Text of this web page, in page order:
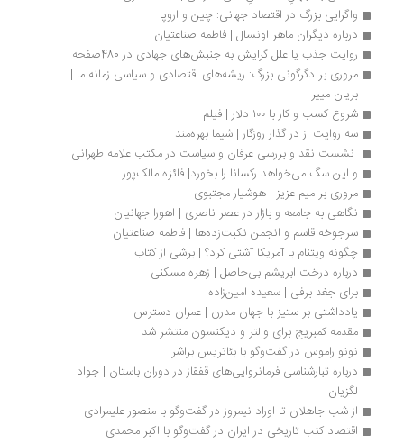
واگرایی بزرگ در اقتصاد جهانی: چین و اروپا
درباره دیگران ماهر اونسال | فاطمه صناعتیان
روایت جذب یا علل گرایش به جنبش‌های جهادی در 480صفحه
مروری بر دگرگونی بزرگ: ریشه‌های اقتصادی و سیاسی زمانه ما |
بریان مییر
شروع کسب و کار با ۱۰۰ دلار | فیلم
سه روایت از در گذار روزگار | شيما بهره‌مند
نشست نقد و بررسی عرفان و سیاست در مکتب علامه طهرانی
و این سگ می‌خواهد رکسانا را بخورد| فائزه مالک‌پور
مروری بر میم عزیز | هوشیار مجتبوی
نگاهی به جامعه و بازار در عصر ناصری | اهورا جهانیان
سرجوخه قاسم و انجمن نکبت‌زده‌ها | فاطمه صناعتیان
چگونه ویتنام با آمریکا آشتی کرد؟ | برشی از کتاب
درباره درخت ابریشم بی‌حاصل | زهره مسکنی
برای جغد برفی | سعیده امین‌زاده
یادداشتی بر ستیز با جهان مدرن | عمران دسترس
مقدمه کمبریج برای والتر و دیکنسون منتشر شد
نونو راموس در گفت‌وگو با بئاتریس براشر
درباره تبارشناسی فرمانروایی‌های قفقاز در دوران باستان | جواد
از شب جاهلان تا اوراد نیمروز در گفت‌وگو با منصور علیمرادی
اقتصاد کتب تاریخی در ایران در گفت‌وگو با اکبر محمدی